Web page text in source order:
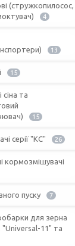
(стружкопилосос,
4
13
15
та
15
серії "КС" 26
кормозмішувачі
пуску 7
для зерна
"Universal-11" та